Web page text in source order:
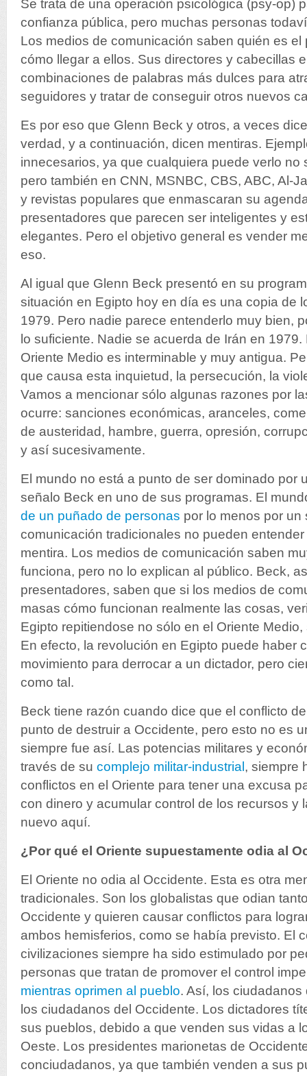
Se trata de una operación psicológica (psy-op)
confianza pública, pero muchas personas
Los medios de comunicación saben quién es
cómo llegar a ellos. Sus directores y cabecillas e
combinaciones de palabras más dulces para
seguidores y tratar de conseguir otros nuevos
Es por eso que Glenn Beck y otros, a veces
verdad, y a continuación, dicen mentiras.
innecesarios, ya que cualquiera puede verlo no
pero también en CNN, MSNBC, CBS, ABC, Al-
y revistas populares que enmascaran su
presentadores que parecen ser inteligentes y
elegantes. Pero el objetivo general es vender
eso.
Al igual que Glenn Beck presentó en su
situación en Egipto hoy en día es una copia de
1979. Pero nadie parece entenderlo muy bien,
lo suficiente. Nadie se acuerda de Irán en
Oriente Medio es interminable y muy antigua.
que causa esta inquietud, la persecución, la
Vamos a mencionar sólo algunas razones por
ocurre: sanciones económicas, aranceles,
de austeridad, hambre, guerra, opresión,
y así sucesivamente.
El mundo no está a punto de ser dominado por
señalo Beck en uno de sus programas. El
de un puñado de personas por lo menos por un
comunicación tradicionales no pueden entender
mentira. Los medios de comunicación saben
funciona, pero no lo explican al público. Beck,
presentadores, saben que si los medios de
masas cómo funcionan realmente las cosas,
Egipto repitiendose no sólo en el Oriente
En efecto, la revolución en Egipto puede haber
movimiento para derrocar a un dictador, pero
como tal.
Beck tiene razón cuando dice que el conflicto
punto de destruir a Occidente, pero esto no es
siempre fue así. Las potencias militares y
través de su complejo militar-industrial , siempre
conflictos en el Oriente para tener una excusa
con dinero y acumular control de los recursos y
nuevo aquí.
¿Por qué el Oriente supuestamente odia al
El Oriente no odia al Occidente. Esta es otra
tradicionales. Son los globalistas que odian
Occidente y quieren causar conflictos para
ambos hemisferios, como se había previsto. El
civilizaciones siempre ha sido estimulado por
personas que tratan de promover el control
mientras oprimen al pueblo. Así, los ciudadanos
los ciudadanos del Occidente. Los dictadores
sus pueblos, debido a que venden sus vidas a
Oeste. Los presidentes marionetas de
conciudadanos, ya que también venden a sus